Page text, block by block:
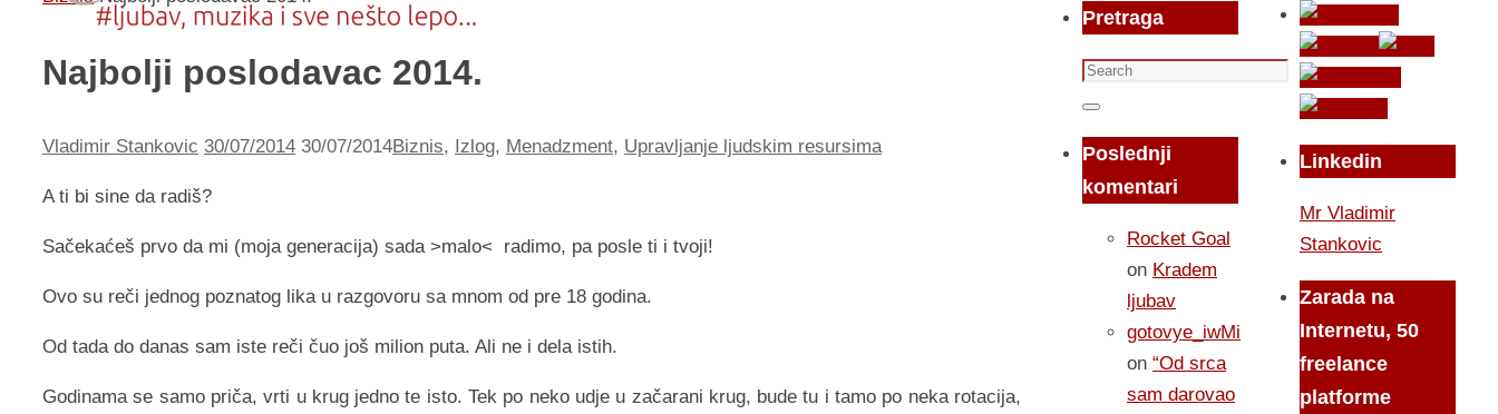
Najbolji poslodavac 2014.
Vladimir Stankovic 30/07/2014 30/07/2014Biznis, Izlog, Menadzment, Upravljanje ljudskim resursima
A ti bi sine da radiš?
Sačekaćeš prvo da mi (moja generacija) sada >malo< radimo, pa posle ti i tvoji!
Ovo su reči jednog poznatog lika u razgovoru sa mnom od pre 18 godina.
Od tada do danas sam iste reči čuo još milion puta. Ali ne i dela istih.
Godinama se samo priča, vrti u krug jedno te isto. Tek po neko udje u začarani krug, bude tu i tamo po neka rotacija,
Pretraga
Search
for:
Search
Poslednji
komentari
Rocket Goal
on Kradem
ljubav
gotovye_iwMi
on “Od srca
sam darovao
Linkedin
Mr Vladimir
Stankovic
Zarada na
Internetu, 50
freelance
platforme